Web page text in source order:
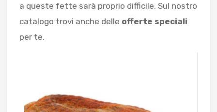
a queste fette sarà proprio difficile. Sul nostro
catalogo trovi anche delle offerte speciali
per te.